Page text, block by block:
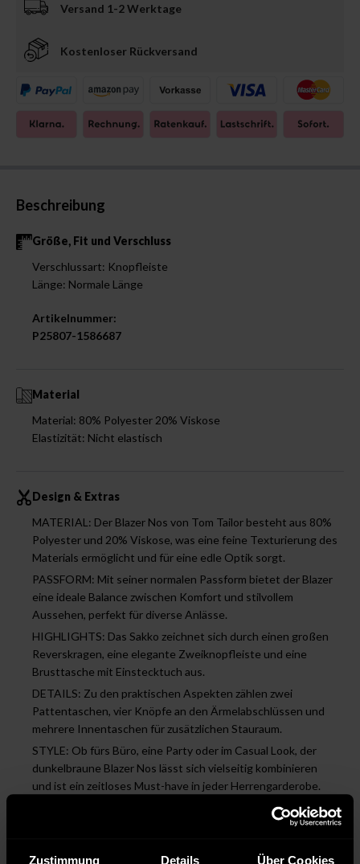
Zustimmung Details Über Cookies
Versand 1-2 Werktage
Kostenloser Rückversand
Beschreibung
Größe, Fit und Verschluss
Verschlussart: Knopfleiste
Länge: Normale Länge
Artikelnummer:
P25807-1586687
Material
Material: 80% Polyester 20% Viskose
Elastizität: Nicht elastisch
Design & Extras
MATERIAL: Der Blazer Nos von Tom Tailor besteht aus 80%
Polyester und 20% Viskose, was eine feine Texturierung des
Materials ermöglicht und für eine edle Optik sorgt.
PASSFORM: Mit seiner normalen Passform bietet der Blazer
eine ideale Balance zwischen Komfort und stilvollem
Aussehen, perfekt für diverse Anlässe.
HIGHLIGHTS: Das Sakko zeichnet sich durch einen großen
Reverskragen, eine elegante Zweiknopfleiste und eine
Brusttasche mit Einstecktuch aus.
DETAILS: Zu den praktischen Aspekten zählen zwei
Pattentaschen, vier Knöpfe an den Ärmelabschlüssen und
mehrere Innentaschen für zusätzlichen Stauraum.
STYLE: Ob fürs Büro, eine Party oder im Casual Look, der
dunkelbraune Blazer Nos lässt sich vielseitig kombinieren
und ist ein zeitloses Must-have in jeder Herrengarderobe.